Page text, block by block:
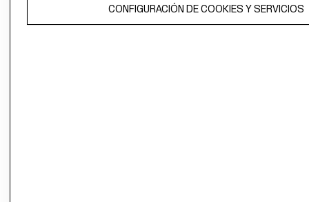
El contenido de esta página web está protegido por copyright y es
propiedad de H&M Hennes & Mauritz AB.CONFIGURACIÓN DE COOKIES Y SERVICIOS